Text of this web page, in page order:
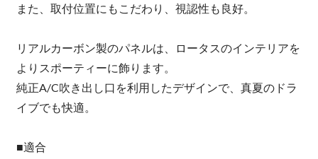
また、取付位置にもこだわり、視認性も良好。
リアルカーボン製のパネルは、ロータスのインテリアを
よりスポーティーに飾ります。
純正A/C吹き出し口を利用したデザインで、真夏のドラ
イブでも快適。
■適合